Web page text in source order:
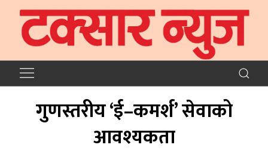
गुणस्तरीय ‘ई–कमर्श’ सेवाको
आवश्यकता